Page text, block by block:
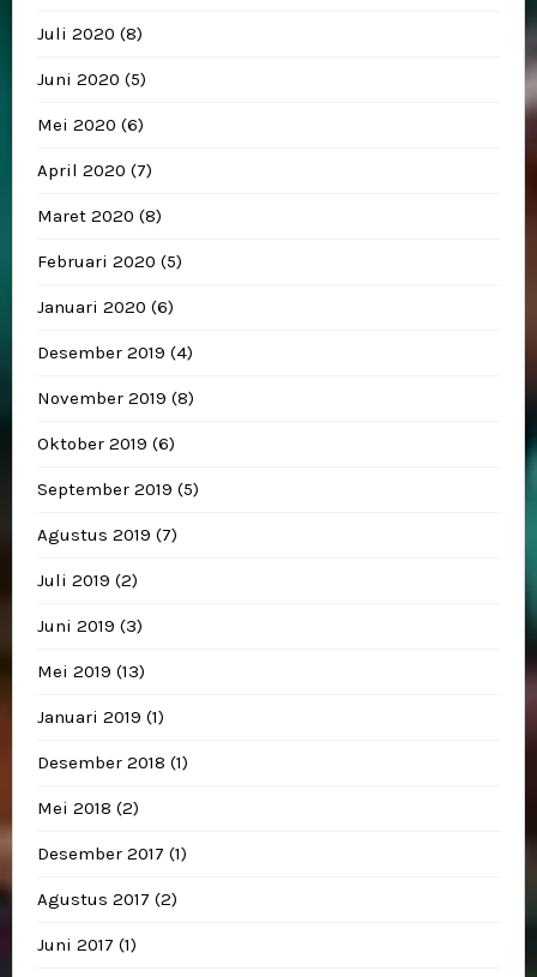
Juli 2020 (8)
Juni 2020 (5)
Mei 2020 (6)
April 2020 (7)
Maret 2020 (8)
Februari 2020 (5)
Januari 2020 (6)
Desember 2019 (4)
November 2019 (8)
Oktober 2019 (6)
September 2019 (5)
Agustus 2019 (7)
Juli 2019 (2)
Juni 2019 (3)
Mei 2019 (13)
Januari 2019 (1)
Desember 2018 (1)
Mei 2018 (2)
Desember 2017 (1)
Agustus 2017 (2)
Juni 2017 (1)